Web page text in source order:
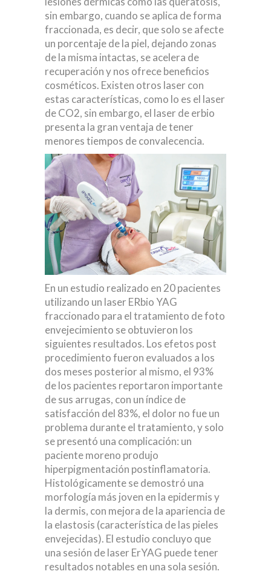
sin embargo, cuando se aplica de forma
fraccionada, es decir, que solo se afecte
un porcentaje de la piel, dejando zonas
de la misma intactas, se acelera de
recuperación y nos ofrece beneficios
cosméticos. Existen otros laser con
estas características, como lo es el laser
de CO2, sin embargo, el laser de erbio
presenta la gran ventaja de tener
menores tiempos de convalecencia.
En un estudio realizado en 20 pacientes
utilizando un laser ERbio YAG
fraccionado para el tratamiento de foto
envejecimiento se obtuvieron los
siguientes resultados. Los efetos post
procedimiento fueron evaluados a los
dos meses posterior al mismo, el 93%
de los pacientes reportaron importante
de sus arrugas, con un índice de
satisfacción del 83%, el dolor no fue un
problema durante el tratamiento, y solo
se presentó una complicación: un
paciente moreno produjo
hiperpigmentación postinflamatoria.
Histológicamente se demostró una
morfología más joven en la epidermis y
la dermis, con mejora de la apariencia de
la elastosis (característica de las pieles
envejecidas). El estudio concluyo que
una sesión de laser ErYAG puede tener
resultados notables en una sola sesión.